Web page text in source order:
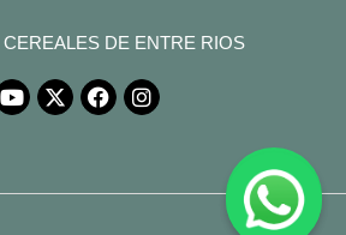
CEREALES DE ENTRE RIOS